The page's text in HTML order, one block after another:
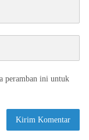
peramban ini untuk